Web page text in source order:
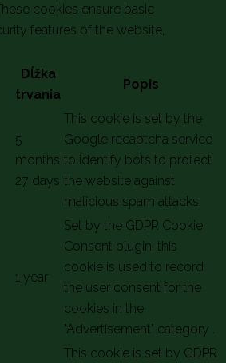
cookies ensure basic
features of the website,
Dĺžka
trvania
Popis
5
months
27 days
This cookie is set by the
Google recaptcha service
to identify bots to protect
the website against
malicious spam attacks.
1 year
Set by the GDPR Cookie
Consent plugin, this
cookie is used to record
the user consent for the
cookies in the
"Advertisement" category .
This cookie is set by GDPR